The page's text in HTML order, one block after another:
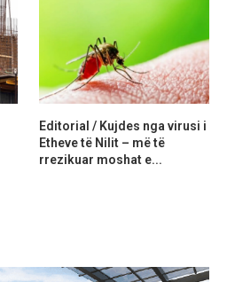
Editorial / Kujdes nga virusi i
Etheve të Nilit – më të
rrezikuar moshat e...